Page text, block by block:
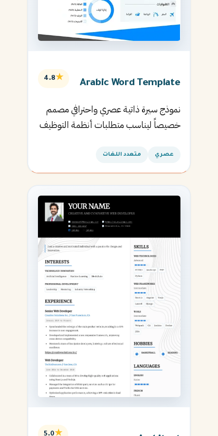
Arabic Word Template
★
4.8
نموذج سيرة ذاتية عصري واحترافي مصمم
خصيصاً ليناسب متطلبات أنظمة التوظيف
القادمة.
عصري متعدد اللغات
5.0